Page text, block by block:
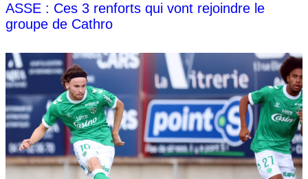
ASSE : Ces 3 renforts qui vont rejoindre le
groupe de Cathro